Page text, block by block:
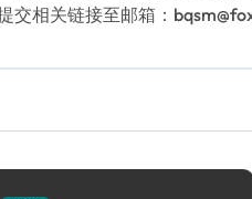
交相关链接至邮箱：